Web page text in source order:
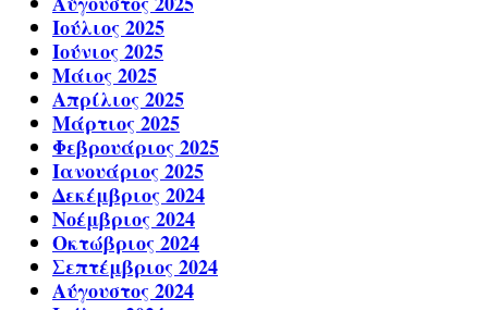
Ιούλιος 2025
Ιούνιος 2025
Μάιος 2025
Απρίλιος 2025
Μάρτιος 2025
Φεβρουάριος 2025
Ιανουάριος 2025
Δεκέμβριος 2024
Νοέμβριος 2024
Οκτώβριος 2024
Σεπτέμβριος 2024
Αύγουστος 2024